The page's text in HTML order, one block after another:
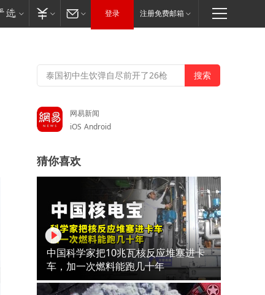
登录 注册免费邮箱
网易新闻
iOS Android
猜你喜欢
中国科学家把10兆瓦核反应堆塞进卡
车，加一次燃料能跑几十年